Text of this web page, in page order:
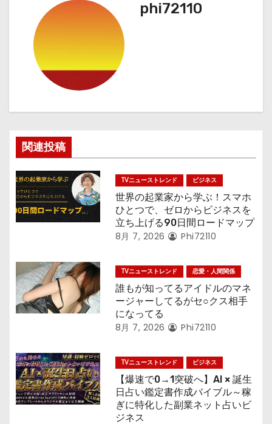
ビ
ゲ
シ
ョ
ン
phi72110
関連投稿
TVニューストレンド ビジネス
世界の起業家から学ぶ！スマホ
ひとつで、ゼロからビジネスを
立ち上げる90日間ロードマップ
8月 7, 2026 Phi72110
TVニューストレンド 恋愛・人間関係
誰もが知ってるアイドルのマネ
ージャーしてるがセ○クス相手
になってる
8月 7, 2026 Phi72110
TVニューストレンド ビジネス
【爆速で0→1突破へ】AI × 誕生
日占い鑑定書作成バイブル～稼
ぎに特化した副業ネット占いビ
ジネス